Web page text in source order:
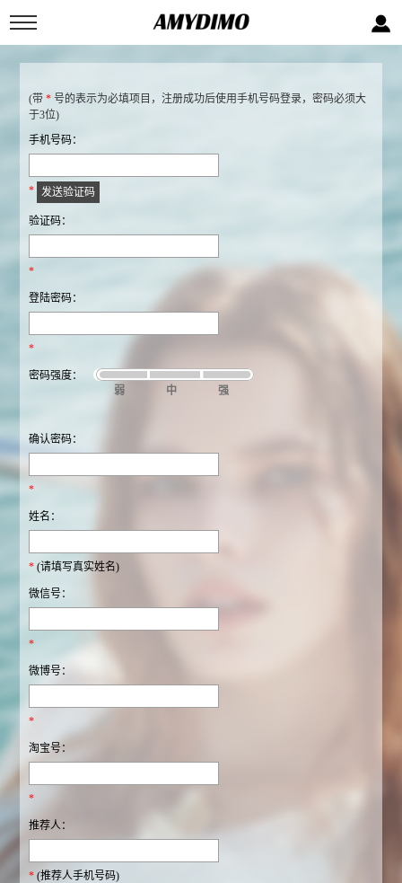
(带 *号的表示为必填项目，注册成功后使用手机号码登录，密码必须大
于3位)
手机号码：
* 发送验证码
验证码：
*
登陆密码：
*
密码强度：
弱
中 强
确认密码：
*
姓名：
* (请填写真实姓名)
微信号：
*
微博号：
*
淘宝号：
*
推荐人：
* (推荐人手机号码)